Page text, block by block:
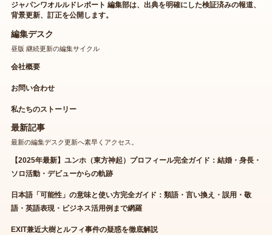
ジャパンワオルルドレポート 編集部は、出典を明確にした検証済みの報道、
背景更新、訂正を公開します。
編集デスク
昼版 継続更新の編集サイクル
会社概要
お問い合わせ
私たちのストーリー
最新記事
最新の編集デスク更新へ素早くアクセス。
【2025年最新】ユンホ（東方神起）プロフィール完全ガイド：結婚・身長・
ソロ活動・デビューからの軌跡
日本語「可能性」の意味と使い方完全ガイド：類語・言い換え・誤用・敬
語・英語表現・ビジネス活用例まで網羅
EXIT兼近大樹とルフィ事件の疑惑を徹底解説